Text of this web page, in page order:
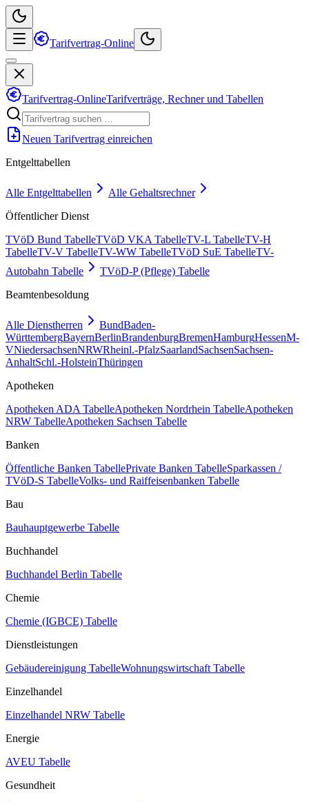
Tarifvertrag-Online
Tarifvertrag-OnlineTarifverträge, Rechner und Tabellen
Neuen Tarifvertrag einreichen
Entgelttabellen
Alle Entgelttabellen
Alle Gehaltsrechner
Öffentlicher Dienst
TVöD Bund TabelleTVöD VKA TabelleTV-L TabelleTV-H
TabelleTV-V TabelleTV-WW TabelleTVöD SuE TabelleTV-
Autobahn Tabelle
TVöD-P (Pflege) Tabelle
Beamtenbesoldung
Alle Dienstherren BundBaden-
WürttembergBayernBerlinBrandenburgBremenHamburgHessenM-
VNiedersachsenNRWRheinl.-PfalzSaarlandSachsenSachsen-
AnhaltSchl.-HolsteinThüringen
Apotheken
Apotheken ADA TabelleApotheken Nordrhein TabelleApotheken
NRW TabelleApotheken Sachsen Tabelle
Banken
Öffentliche Banken TabellePrivate Banken TabelleSparkassen /
TVöD-S TabelleVolks- und Raiffeisenbanken Tabelle
Bau
Bauhauptgewerbe Tabelle
Buchhandel
Buchhandel Berlin Tabelle
Chemie
Chemie (IGBCE) Tabelle
Dienstleistungen
Gebäudereinigung TabelleWohnungswirtschaft Tabelle
Einzelhandel
Einzelhandel NRW Tabelle
Energie
AVEU Tabelle
Gesundheit